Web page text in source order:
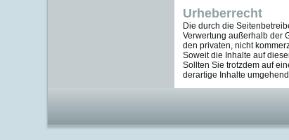
Urheberrecht
Die durch die
Verwertung außerhalb der
den privaten, nicht
Soweit die Inhalte auf
Sollten Sie trotzdem auf
derartige Inhalte